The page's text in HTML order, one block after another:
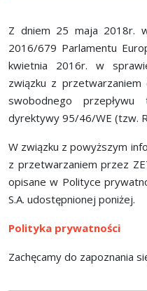
Z dniem 25 maja 2018r.
2016/679 Parlamentu
kwietnia 2016r. w
związku z
swobodnego
dyrektywy 95/46/WE (tzw.
W związku z powyższym
z przetwarzaniem przez
opisane w Polityce
S.A. udostępnionej poniżej.
Polityka prywatności
Zachęcamy do zapoznania